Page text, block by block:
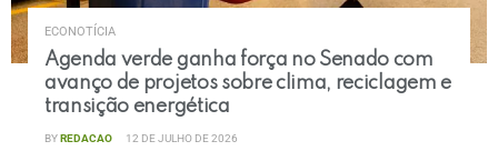
ECONOTÍCIA
Agenda verde ganha força no Senado com
avanço de projetos sobre clima, reciclagem e
transição energética
BYREDACAO 12 DE JULHO DE 2026